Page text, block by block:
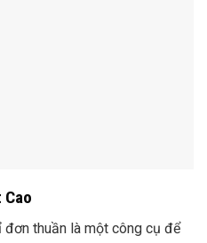
thuần là một công cụ để